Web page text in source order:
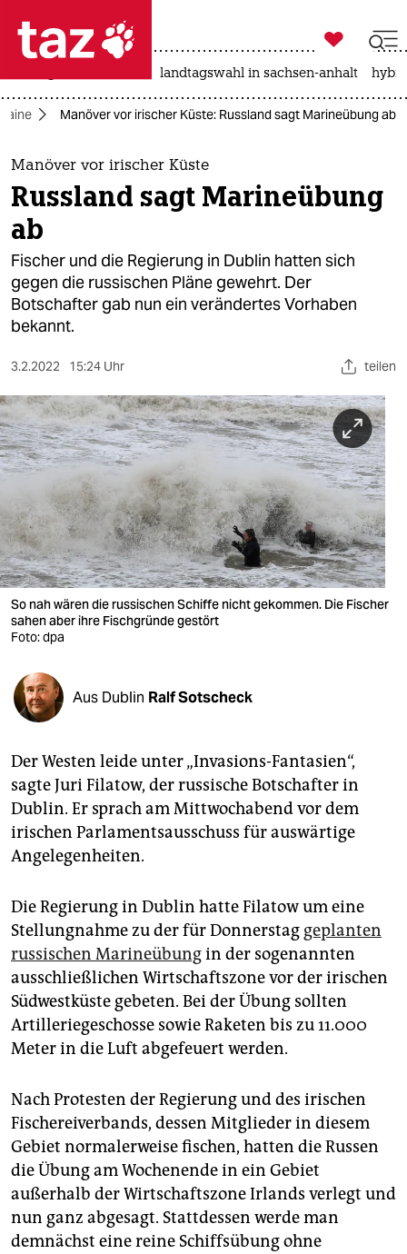
 taz zahl ich
taz zahl ich
themen
politik
öko
gesellschaft
kultur
sport
berlin
nord
wahrheit
verlag
verlag
veranstaltungen
shop
fragen & hilfe
unterstützen
genossenschaft
epaper login

taz zahl ich
landtagswahl in sachsen-anhalt
Manöver vor irischer Küste: Russland sagt Marineübung ab​
Manöver vor irischer Küste
Russland sagt Marineübung
ab​
Fischer und die Regierung in Dublin hatten sich
gegen die russischen Pläne gewehrt. Der
Botschafter gab nun ein verändertes Vorhaben
bekannt.
3.2.2022 15:24 Uhr teilen
So nah wären die russischen Schiffe nicht gekommen. Die Fischer
sahen aber ihre Fischgründe gestört
Foto: dpa
Aus Dublin Ralf Sotscheck
Der Westen leide unter „Invasions-Fantasien“,
sagte Juri Filatow, der russische Botschafter in
Dublin. Er sprach am Mittwochabend vor dem
irischen Parlamentsausschuss für auswärtige
Angelegenheiten.
Die Regierung in Dublin hatte Filatow um eine
Stellungnahme zu der für Donnerstag geplanten
russischen Marineübungin der sogenannten
ausschließlichen Wirtschaftszone vor der irischen
Südwestküste gebeten. Bei der Übung sollten
Artilleriegeschosse sowie Raketen bis zu 11.000
Meter in die Luft abgefeuert werden.
Nach Protesten der Regierung und des irischen
Fischereiverbands, dessen Mitglieder in diesem
Gebiet normalerweise fischen, hatten die Russen
die Übung am Wochenende in ein Gebiet
außerhalb der Wirtschaftszone Irlands verlegt und
nun ganz abgesagt. Stattdessen werde man
demnächst eine reine Schiffsübung ohne